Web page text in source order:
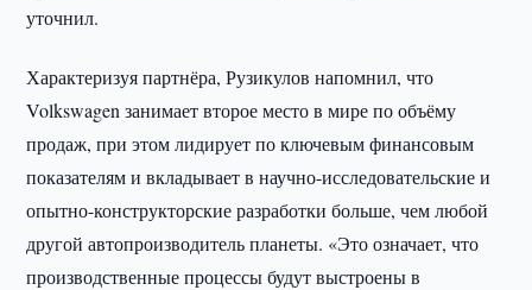
уточнил.
Характеризуя партнёра, Рузикулов напомнил, что
Volkswagen занимает второе место в мире по объёму
продаж, при этом лидирует по ключевым финансовым
показателям и вкладывает в научно-исследовательские и
опытно-конструкторские разработки больше, чем любой
другой автопроизводитель планеты. «Это означает, что
производственные процессы будут выстроены в